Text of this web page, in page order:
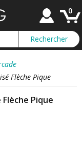
0
Flèche Pique
Pique